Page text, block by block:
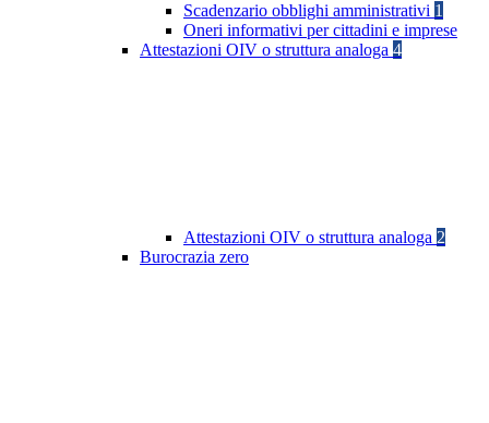
Scadenzario obblighi amministrativi 1
Oneri informativi per cittadini e imprese
Attestazioni OIV o struttura analoga 4
Attestazioni OIV o struttura analoga 2
Burocrazia zero